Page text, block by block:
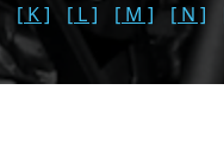
[ K ] [ L ] [ M ] [ N ]